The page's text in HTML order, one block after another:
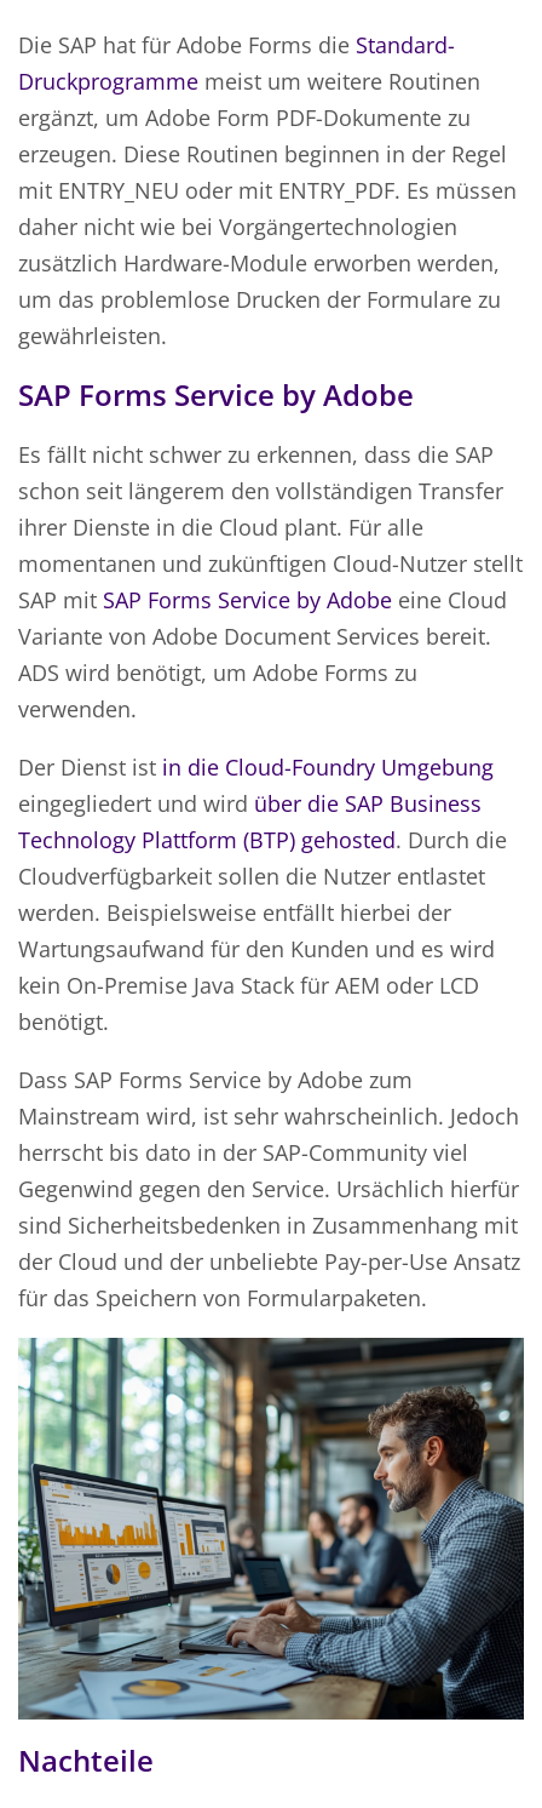
Die SAP hat für Adobe Forms die Standard-
Druckprogramme meist um weitere Routinen
ergänzt, um Adobe Form PDF-Dokumente zu
erzeugen. Diese Routinen beginnen in der Regel
mit ENTRY_NEU oder mit ENTRY_PDF. Es müssen
daher nicht wie bei Vorgängertechnologien
zusätzlich Hardware-Module erworben werden,
um das problemlose Drucken der Formulare zu
gewährleisten.
SAP Forms Service by Adobe
Es fällt nicht schwer zu erkennen, dass die SAP
schon seit längerem den vollständigen Transfer
ihrer Dienste in die Cloud plant. Für alle
momentanen und zukünftigen Cloud-Nutzer stellt
SAP mit SAP Forms Service by Adobe eine Cloud
Variante von Adobe Document Services bereit.
ADS wird benötigt, um Adobe Forms zu
verwenden.
Der Dienst ist in die Cloud-Foundry Umgebung
eingegliedert und wird über die SAP Business
Technology Plattform (BTP) gehosted. Durch die
Cloudverfügbarkeit sollen die Nutzer entlastet
werden. Beispielsweise entfällt hierbei der
Wartungsaufwand für den Kunden und es wird
kein On-Premise Java Stack für AEM oder LCD
benötigt.
Dass SAP Forms Service by Adobe zum
Mainstream wird, ist sehr wahrscheinlich. Jedoch
herrscht bis dato in der SAP-Community viel
Gegenwind gegen den Service. Ursächlich hierfür
sind Sicherheitsbedenken in Zusammenhang mit
der Cloud und der unbeliebte Pay-per-Use Ansatz
für das Speichern von Formularpaketen.
Nachteile